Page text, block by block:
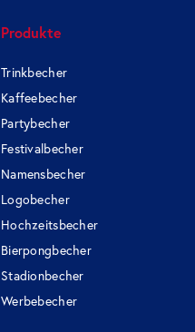
Produkte
Trinkbecher
Kaffeebecher
Partybecher
Festivalbecher
Namensbecher
Logobecher
Hochzeitsbecher
Bierpongbecher
Stadionbecher
Werbebecher